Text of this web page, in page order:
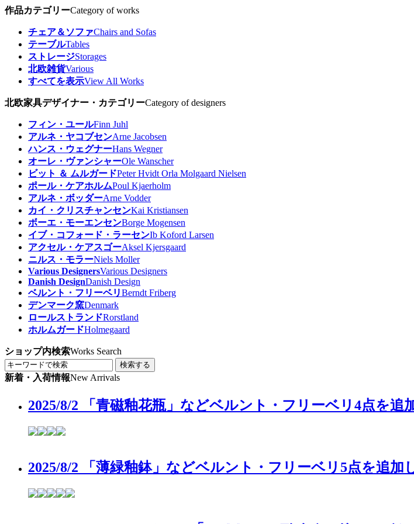
作品カテゴリーCategory of works
チェア＆ソファChairs and Sofas
テーブルTables
ストレージStorages
北欧雑貨Various
すべてを表示View All Works
北欧家具デザイナー・カテゴリーCategory of designers
フィン・ユールFinn Juhl
アルネ・ヤコブセンArne Jacobsen
ハンス・ウェグナーHans Wegner
オーレ・ヴァンシャーOle Wanscher
ビット ＆ ムルガードPeter Hvidt Orla Molgaard Nielsen
ポール・ケアホルムPoul Kjaerholm
アルネ・ボッダーArne Vodder
カイ・クリスチャンセンKai Kristiansen
ボーエ・モーエンセンBorge Mogensen
イブ・コフォード・ラーセンIb Koford Larsen
アクセル・ケアスゴーAksel Kjersgaard
ニルス・モラーNiels Moller
Various DesignersVarious Designers
Danish DesignDanish Design
ベルント・フリーベリBerndt Friberg
デンマーク窯Denmark
ロールストランドRorstland
ホルムガードHolmegaard
ショップ内検索Works Search
検索する
新着・入荷情報New Arrivals
2025/8/2 「青磁釉花瓶」などベルント・フリーベリ4点を追
2025/8/2 「薄緑釉鉢」などベルント・フリーベリ5点を追加